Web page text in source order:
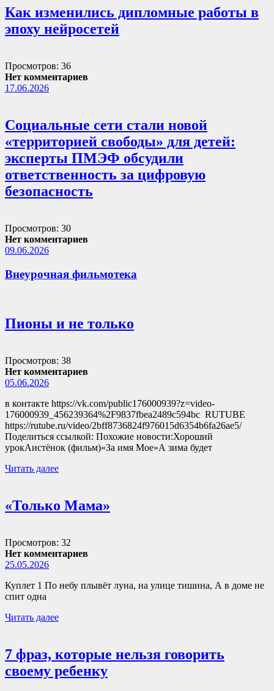
Как изменились дипломные работы в
эпоху нейросетей
Просмотров: 36
Нет комментариев
17.06.2026
Социальные сети стали новой
«территорией свободы» для детей:
эксперты ПМЭФ обсудили
ответственность за цифровую
безопасность
Просмотров: 30
Нет комментариев
09.06.2026
Внеурочная фильмотека
Пионы и не только
Просмотров: 38
Нет комментариев
05.06.2026
в контакте https://vk.com/public176000939?z=video-
176000939_456239364%2F9837fbea2489c594bc RUTUBE
https://rutube.ru/video/2bff8736824f976015d6354b6fa26ae5/
Поделиться ссылкой: Похожие новости:Хороший
урокАистёнок (фильм)«За имя Мое»А зима будет
Читать далее
«Только Мама»
Просмотров: 32
Нет комментариев
25.05.2026
Куплет 1 По небу плывёт луна, на улице тишина, А в доме не
спит одна
Читать далее
7 фраз, которые нельзя говорить
своему ребенку